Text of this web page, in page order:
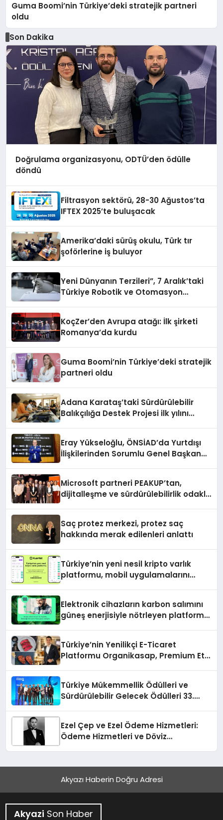
Guma Boomi’nin Türkiye’deki stratejik partneri
oldu
Son Dakika
Doğrulama organizasyonu, ODTÜ’den ödülle
döndü
Filtrasyon sektörü, 28-30 Ağustos’ta
IFTEX 2025’te buluşacak
Amerika’daki sürüş okulu, Türk tır
şoförlerine iş buluyor
Yeni Dünyanın Terzileri”, 7 Aralık’taki
Türkiye Robotik ve Otomasyon
KoçZer’den Avrupa atağı: İlk şirketi
Romanya’da kurdu
Guma Boomi’nin Türkiye’deki stratejik
partneri oldu
Adana Karataş’taki Sürdürülebilir
Balıkçılığa Destek Projesi ilk yılını
Eray Yükseloğlu, ÖNSİAD’da Yurtdışı
İlişkilerinden Sorumlu Genel Başkan
Microsoft partneri PEAKUP’tan,
dijitalleşme ve sürdürülebilirlik odaklı
Saç protez merkezi, protez saç
hakkında merak edilenleri anlattı
Türkiye’nin yeni nesil kripto varlık
platformu, mobil uygulamalarını
Elektronik cihazların karbon salımını
güneş enerjisiyle nötrleyen platform
Türkiye’nin Yenilikçi E-Ticaret
Platformu Organikasap, Premium Et
Türkiye Mükemmellik Ödülleri ve
Sürdürülebilir Gelecek Ödülleri 33.
Ezel Çep ve Ezel Ödeme Hizmetleri:
Ödeme Hizmetleri ve Döviz
Akyazı Haberin Doğru Adresi
Akyazi Son Haber